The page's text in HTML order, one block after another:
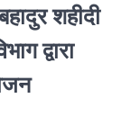
शहीदी
द्वारा